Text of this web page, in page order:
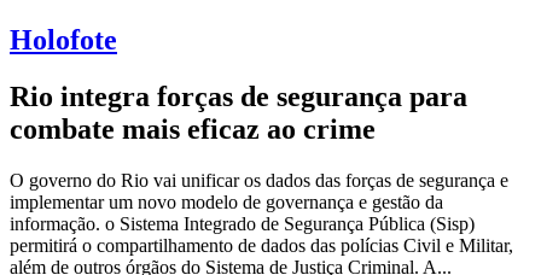
Holofote
Rio integra forças de segurança para
combate mais eficaz ao crime
O governo do Rio vai unificar os dados das forças de segurança e
implementar um novo modelo de governança e gestão da
informação. o Sistema Integrado de Segurança Pública (Sisp)
permitirá o compartilhamento de dados das polícias Civil e Militar,
além de outros órgãos do Sistema de Justiça Criminal. A...